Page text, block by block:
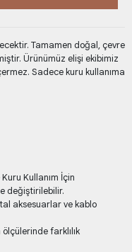
Tamamen doğal, çevre
Ürünümüz elişi ekibimiz
Sadece kuru kullanıma
Kullanım İçin
değiştirilebilir.
aksesuarlar ve kablo
farklılık